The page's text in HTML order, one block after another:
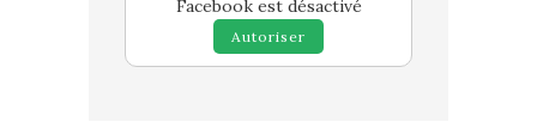
Facebook est désactivé
Autoriser